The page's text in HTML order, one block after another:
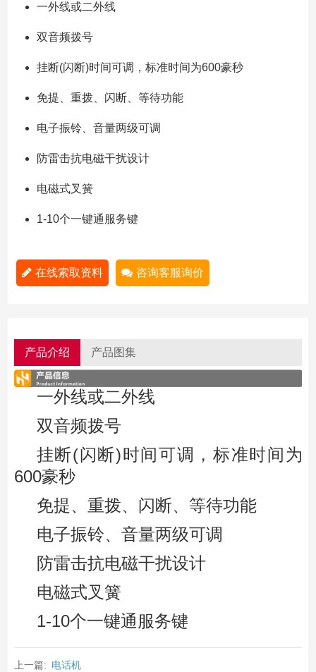
一外线或二外线
双音频拨号
挂断(闪断)时间可调，标准时间为600豪秒
免提、重拨、闪断、等待功能
电子振铃、音量两级可调
防雷击抗电磁干扰设计
电磁式叉簧
1-10个一键通服务键
在线索取资料 咨询客服询价
产品介绍 产品图集
一外线或二外线
双音频拨号
挂断(闪断)时间可调，标准时间为
600豪秒
免提、重拨、闪断、等待功能
电子振铃、音量两级可调
防雷击抗电磁干扰设计
电磁式叉簧
1-10个一键通服务键
上一篇: 电话机